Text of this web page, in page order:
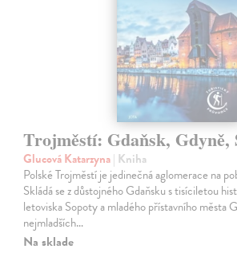
Trojměstí: Gdaňsk, Gdyně,
Glucová Katarzyna| Kniha
Polské Trojměstí je jedinečná aglomerace na
Skládá se z důstojného Gdaňsku s tisíciletou
letoviska Sopoty a mladého přístavního města
nejmladších…
Na sklade